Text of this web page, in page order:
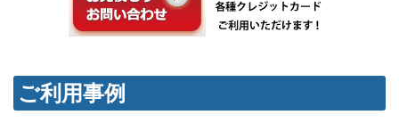
ご利用事例